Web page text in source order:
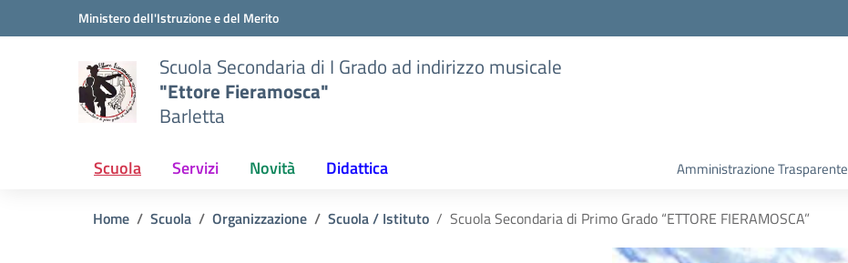
Vai ai contenuti
Vai al menu di navigazioneMinistero dell'Istruzione e del Merito
Scuola Secondaria di I Grado ad indirizzo musicale
"Ettore Fieramosca"
Barletta
Scuola Servizi Novità Didattica Amministrazione Trasparente
Home Scuola Organizzazione Scuola / Istituto Scuola Secondaria di Primo Grado “ETTORE FIERAMOSCA”